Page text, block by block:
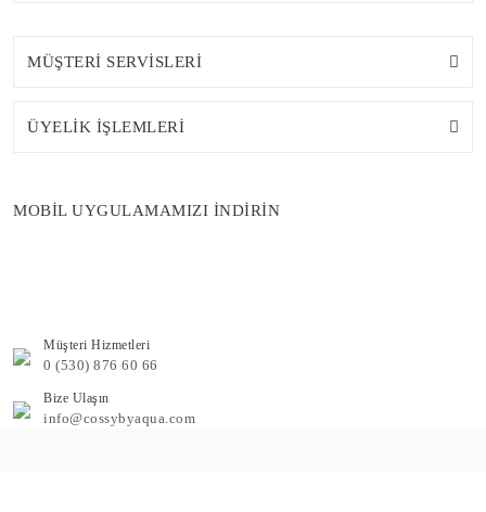
MÜŞTERİ SERVİSLERİ
ÜYELİK İŞLEMLERİ
MOBİL UYGULAMAMIZI İNDİRİN
Müşteri Hizmetleri
0 (530) 876 60 66
Bize Ulaşın
info@cossybyaqua.com